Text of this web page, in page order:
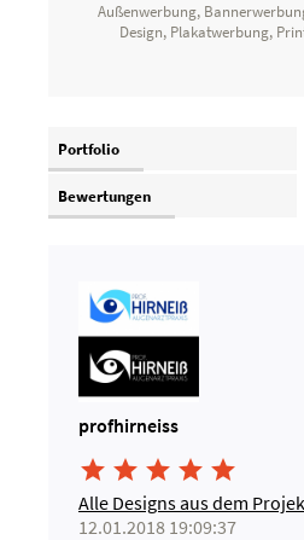
Außenwerbung,
Design, Plakatwerbung,
Portfolio
Bewertungen
profhirneiss
    
Alle Designs aus dem
12.01.2018 19:09:37